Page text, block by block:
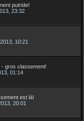
putride!
23:32
10:21
gros classement!
01:14
est là!
20:01